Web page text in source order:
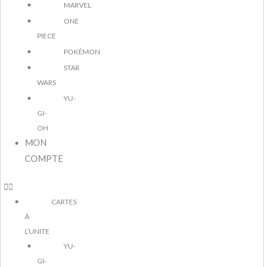
MARVEL
ONE
PIECE
POKÉMON
STAR
WARS
YU-
GI-
OH
MON
COMPTE
CARTES
À
L’UNITE
YU-
GI-